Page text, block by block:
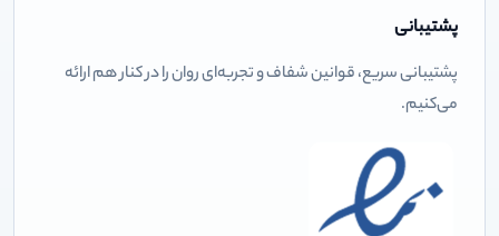
پشتیبانی
پشتیبانی سریع، قوانین شفاف و تجربه‌ای روان را در کنار هم ارائه
می‌کنیم.